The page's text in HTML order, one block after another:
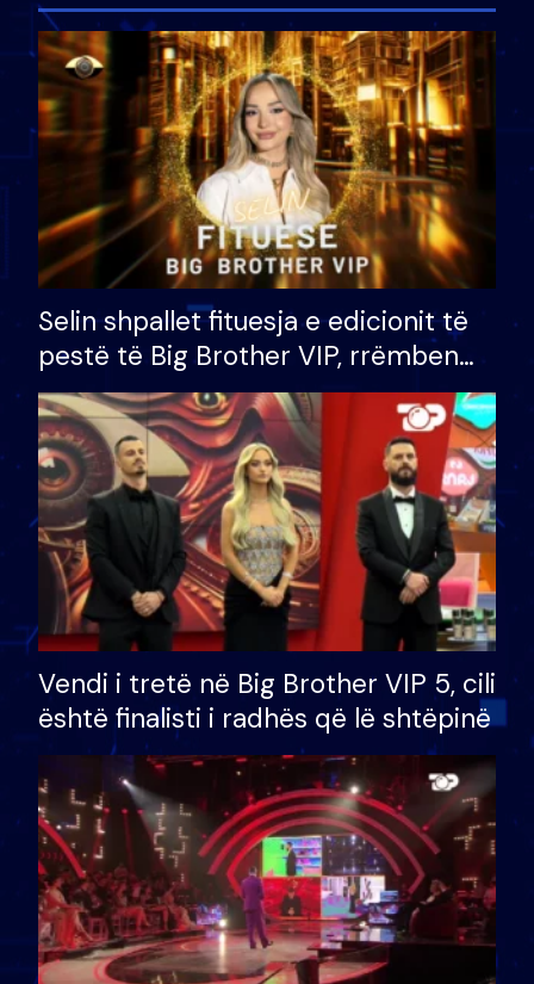
Selin shpallet fituesja e edicionit të
pestë të Big Brother VIP, rrëmben
çmimin e madh prej 100 mijë eurosh
Vendi i tretë në Big Brother VIP 5, cili
është finalisti i radhës që lë shtëpinë